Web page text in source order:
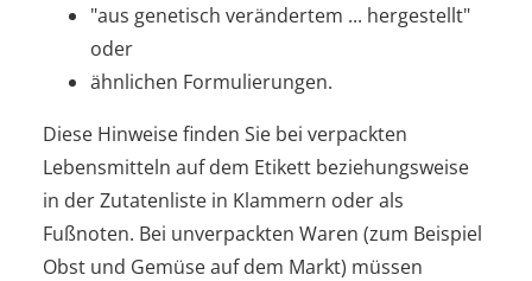
"aus genetisch verändertem ... hergestellt"
oder
ähnlichen Formulierungen.
Diese Hinweise finden Sie bei verpackten
Lebensmitteln auf dem Etikett beziehungsweise
in der Zutatenliste in Klammern oder als
Fußnoten. Bei unverpackten Waren (zum Beispiel
Obst und Gemüse auf dem Markt) müssen